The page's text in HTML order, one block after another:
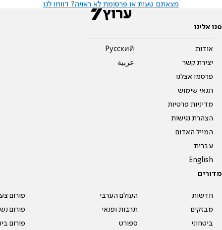
מצאתם טעות או פרסומת לא ראויה? דווחו לנו
פנו אלינו
אודות
יצירת קשר
פרסמו אצלנו
תנאי שימוש
מדיניות פרטיות
הצהרת נגישות
המייל האדום
עברית
English
Pусский
عربية
מדורים
חדשות
מבזקים
ביטחוני
העולם הערבי
תרבות ופנאי
ספורט
פורום
פורום
פורום